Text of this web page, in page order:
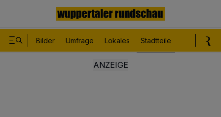
Bilder Umfrage Lokales Stadtteile